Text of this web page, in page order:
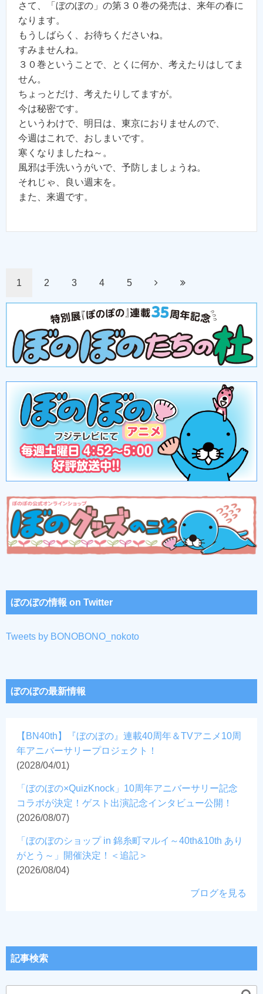
さて、「ぼのぼの」の第３０巻の発売は、来年の春に
なります。
もうしばらく、お待ちくださいね。
すみませんね。
３０巻ということで、とくに何か、考えたりはしてま
せん。
ちょっとだけ、考えたりしてますが。
今は秘密です。
というわけで、明日は、東京におりませんので、
今週はこれで、おしまいです。
寒くなりましたね～。
風邪は手洗いうがいで、予防しましょうね。
それじゃ、良い週末を。
また、来週です。
1 2 3 4 5
ぼのぼの情報 on Twitter
Tweets by BONOBONO_nokoto
ぼのぼの最新情報
【BN40th】『ぼのぼの』連載40周年＆TVアニメ10周
年アニバーサリープロジェクト！
(2028/04/01)
「ぼのぼの×QuizKnock」10周年アニバーサリー記念
コラボが決定！ゲスト出演記念インタビュー公開！
(2026/08/07)
「ぼのぼのショップ in 錦糸町マルイ～40th&10th あり
がとう～」開催決定！＜追記＞
(2026/08/04)
ブログを見る
記事検索